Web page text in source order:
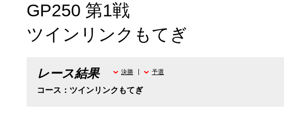
GP250 第1戦
ツインリンクもてぎ
レース結果
コース：ツインリンクもてぎ
決勝 予選